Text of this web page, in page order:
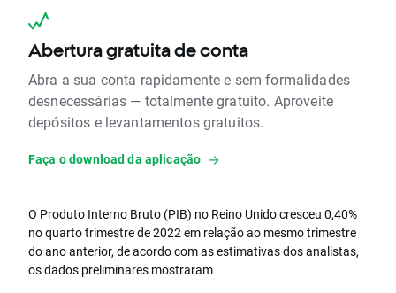
Abertura gratuita de conta
Abra a sua conta rapidamente e sem formalidades
desnecessárias — totalmente gratuito. Aproveite
depósitos e levantamentos gratuitos.
Faça o download da aplicação
O Produto Interno Bruto (PIB) no Reino Unido cresceu 0,40%
no quarto trimestre de 2022 em relação ao mesmo trimestre
do ano anterior, de acordo com as estimativas dos analistas,
os dados preliminares mostraram